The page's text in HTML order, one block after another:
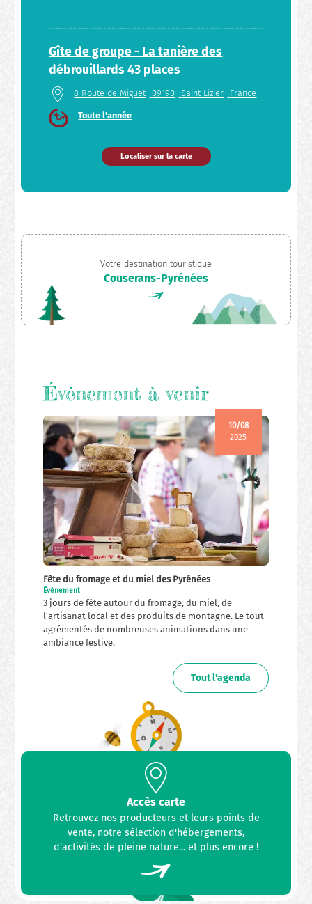
Gîte de groupe - La tanière des
débrouillards 43 places
8 Route de Miguet 09190 Saint-Lizier France
Toute l'année
Localiser sur la carte
Votre destination touristique
Couserans-Pyrénées
Événement à venir
10/08
2025
Fête du fromage et du miel des Pyrénées
Évènement
3 jours de fête autour du fromage, du miel, de
l'artisanat local et des produits de montagne. Le tout
agrémentés de nombreuses animations dans une
ambiance festive.
Tout l'agenda
Accès carte
Retrouvez nos producteurs et leurs points de
vente, notre sélection d'hébergements,
d'activités de pleine nature... et plus encore !